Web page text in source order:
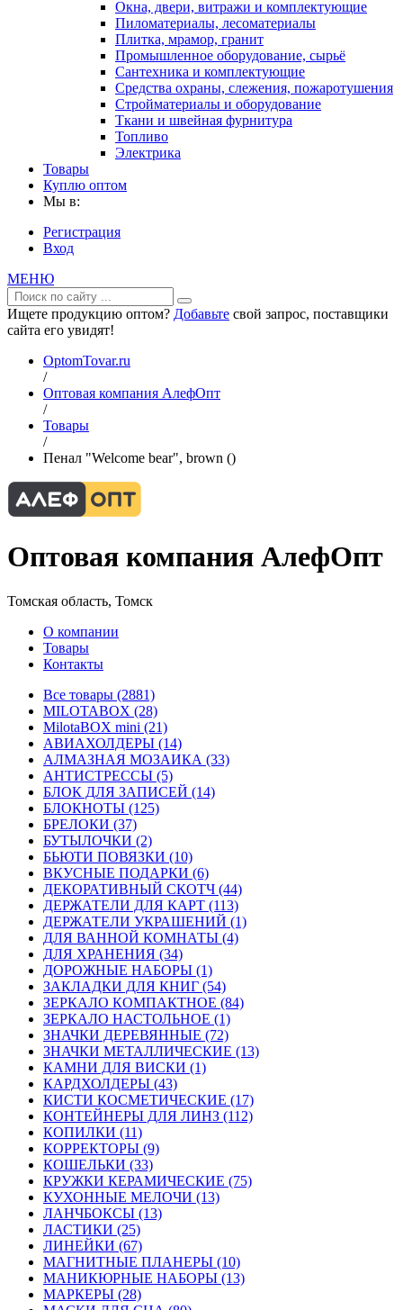
Окна, двери, витражи и комплектующие
Пиломатериалы, лесоматериалы
Плитка, мрамор, гранит
Промышленное оборудование, сырьё
Сантехника и комплектующие
Средства охраны, слежения, пожаротушения
Стройматериалы и оборудование
Ткани и швейная фурнитура
Топливо
Электрика
Товары
Куплю оптом
Мы в:
Регистрация
Вход
МЕНЮ
Ищете продукцию оптом? Добавьте свой запрос, поставщики
сайта его увидят!
OptomTovar.ru
/
Оптовая компания АлефОпт
/
Товары
/
Пенал "Welcome bear", brown ()
Оптовая компания АлефОпт
Томская область, Томск
О компании
Товары
Контакты
Все товары (2881)
MILOTABOX (28)
MilotaBOX mini (21)
АВИАХОЛДЕРЫ (14)
АЛМАЗНАЯ МОЗАИКА (33)
АНТИСТРЕССЫ (5)
БЛОК ДЛЯ ЗАПИСЕЙ (14)
БЛОКНОТЫ (125)
БРЕЛОКИ (37)
БУТЫЛОЧКИ (2)
БЬЮТИ ПОВЯЗКИ (10)
ВКУСНЫЕ ПОДАРКИ (6)
ДЕКОРАТИВНЫЙ СКОТЧ (44)
ДЕРЖАТЕЛИ ДЛЯ КАРТ (113)
ДЕРЖАТЕЛИ УКРАШЕНИЙ (1)
ДЛЯ ВАННОЙ КОМНАТЫ (4)
ДЛЯ ХРАНЕНИЯ (34)
ДОРОЖНЫЕ НАБОРЫ (1)
ЗАКЛАДКИ ДЛЯ КНИГ (54)
ЗЕРКАЛО КОМПАКТНОЕ (84)
ЗЕРКАЛО НАСТОЛЬНОЕ (1)
ЗНАЧКИ ДЕРЕВЯННЫЕ (72)
ЗНАЧКИ МЕТАЛЛИЧЕСКИЕ (13)
КАМНИ ДЛЯ ВИСКИ (1)
КАРДХОЛДЕРЫ (43)
КИСТИ КОСМЕТИЧЕСКИЕ (17)
КОНТЕЙНЕРЫ ДЛЯ ЛИНЗ (112)
КОПИЛКИ (11)
КОРРЕКТОРЫ (9)
КОШЕЛЬКИ (33)
КРУЖКИ КЕРАМИЧЕСКИЕ (75)
КУХОННЫЕ МЕЛОЧИ (13)
ЛАНЧБОКСЫ (13)
ЛАСТИКИ (25)
ЛИНЕЙКИ (67)
МАГНИТНЫЕ ПЛАНЕРЫ (10)
МАНИКЮРНЫЕ НАБОРЫ (13)
МАРКЕРЫ (28)